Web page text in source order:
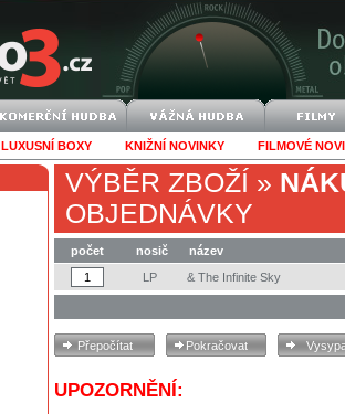
LUXUSNÍ BOXY KNIŽNÍ NOVINKY FILMOVÉ
VÝBĚR ZBOŽÍ »
OBJEDNÁVKY
počet nosič
název
LP
& The Infinite Sky
UPOZORNĚNÍ: